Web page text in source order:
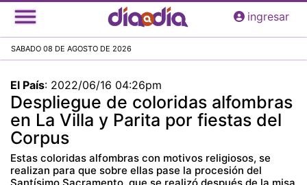
Pasar
al
principal
ingresar
SABADO 08 DE AGOSTO DE 2026
El País: 2022/06/16 04:26pm
Despliegue de coloridas alfombras
en La Villa y Parita por fiestas del
Corpus
Estas coloridas alfombras con motivos religiosos, se
realizan para que sobre ellas pase la procesión del